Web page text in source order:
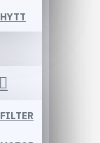
HYTT
FILTER